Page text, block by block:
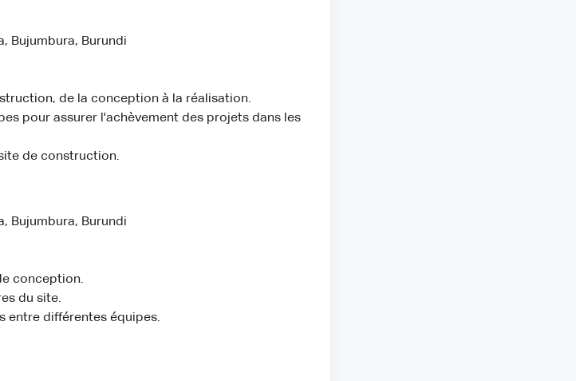
Bujumbura, Burundi
de la conception à la réalisation.
pour assurer l'achèvement des projets dans les
de construction.
Bujumbura, Burundi
conception.
du site.
entre différentes équipes.